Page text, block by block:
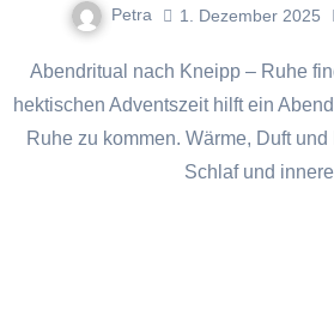
Petra 1. Dezember 2025
Abendritual nach Kneipp – Ruhe finden im Advent In der
hektischen Adventszeit hilft ein
Ruhe zu kommen. Wärme, Duft
Schlaf und